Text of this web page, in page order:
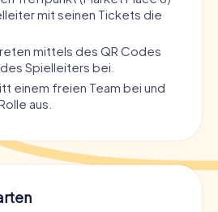
mit seinen Tickets die
mittels des QR Codes
Spielleiters bei.
einem freien Team bei und
aus.